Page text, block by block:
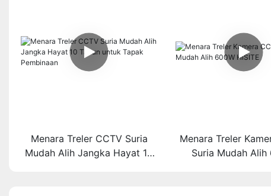
Menara Treler CCTV Suria
Mudah Alih Jangka Hayat 10
Menara Treler
Suria Mudah Alih